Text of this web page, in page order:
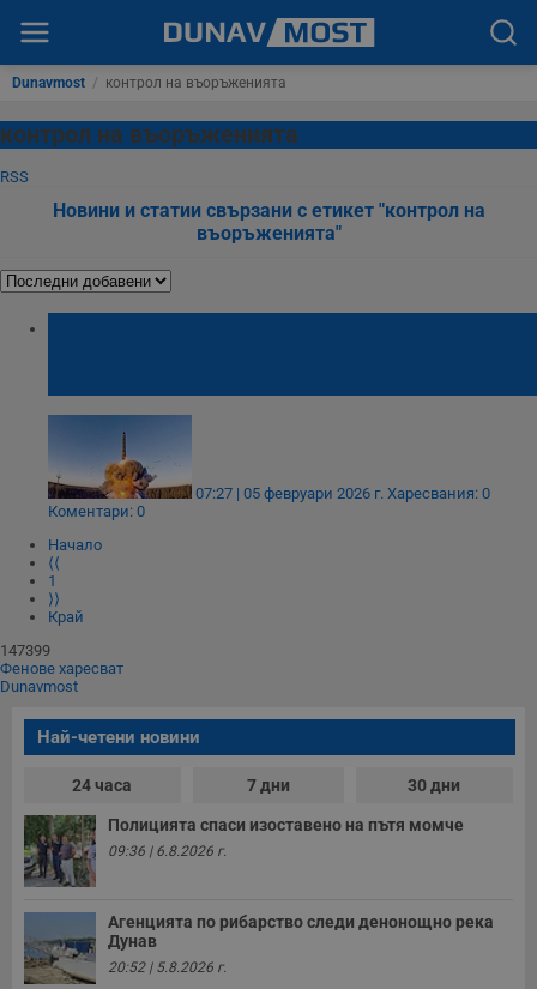
Dunavmost / контрол на въоръженията
контрол на въоръженията
RSS
Новини и статии свързани с етикет "контрол на
въоръженията"
07:27 | 05 февруари 2026 г. Харесвания: 0
Коментари: 0
Начало
⟨⟨
1
⟩⟩
Край
147399
Фенове харесват
Dunavmost
Най-четени новини
24 часа 7 дни 30 дни
Полицията спаси изоставено на пътя момче
09:36 | 6.8.2026 г.
Агенцията по рибарство следи денонощно река
Дунав
20:52 | 5.8.2026 г.